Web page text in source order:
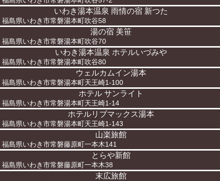
いわき湯本温泉 雨情の宿 新つた
福島県いわき市常磐湯本町吹谷58
湯の宿 美笹
福島県いわき市常磐湯本町吹谷70
いわき湯本温泉 ホテルいづみや
福島県いわき市常磐湯本町吹谷80
ウェルカムイン湯本
福島県いわき市常磐湯本町天王崎1-100
ホテル サンライト
福島県いわき市常磐湯本町天王崎1-14
ホテルリブマックス湯本
福島県いわき市常磐湯本町天王崎1-143
山楽旅館
福島県いわき市常磐藤原町一本木141
とらや新館
福島県いわき市常磐藤原町一本木38
末広旅館